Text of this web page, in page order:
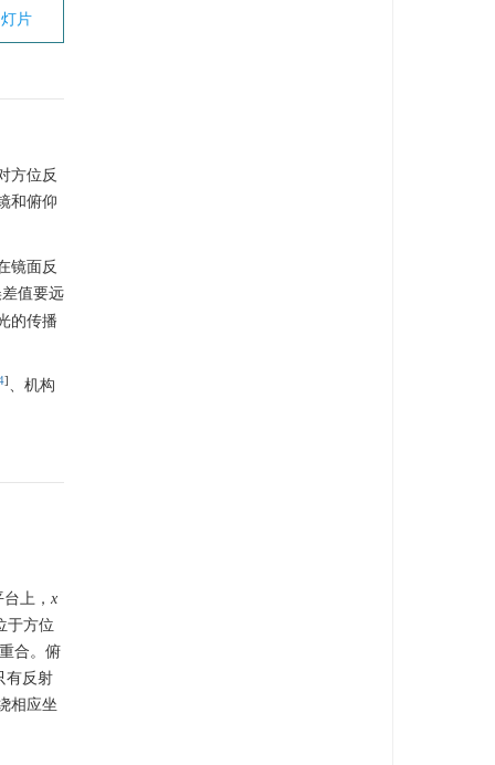
片
方位反
和俯仰
镜面反
值要远
的传播
] 、机构
上， x
于方位
合。俯
有反射
相应坐